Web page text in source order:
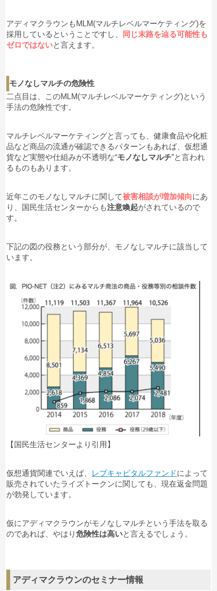
アディマクラウンもMLM(マルチレベルマーケティング)を
採用しているということですし、
同じ末路を辿る可能性も
ゼロではないと言えます。
モノなしマルチの危険性
二点目は、このMLM(マルチレベルマーケティング)という
手法の危険性です。
マルチレベルマーケティングと言っても、健康食品や化粧
品など商品の流通が確認できるパターンもあれば、仮想通
貨など実態や仕組みが不透明な“モノなしマルチ”と言われ
るものもあります。
近年このモノなしマルチに関して被害相談が増加傾向にあ
り、国民生活センターからも注意喚起がされているので
す。
下記の図の役務という部分が、モノなしマルチに該当して
います。
【国民生活センターより引用】
仮想通貨関連でいえば、 レブキャピタルファンドによって
販売されていたライズトークンに関しても、現在返金問題
が勃発しています。
仮にアディマクラウンがモノなしマルチという手法を取る
のであれば、やはり危険性は高いと言えるでしょう。
アディマクラウンのセミナー情報